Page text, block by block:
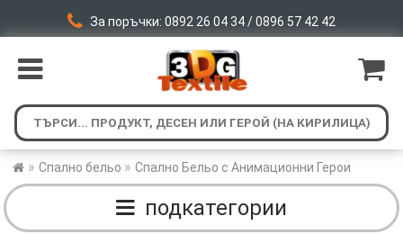
За поръчки: 0892 26 04 34 / 0896 57 42 42
» Спално бельо » Спално Бельо с Анимационни Герои
подкатегории